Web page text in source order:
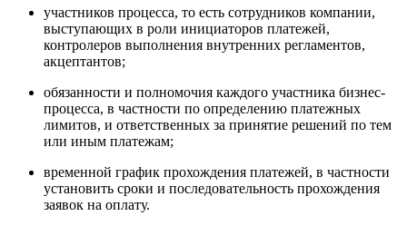
участников процесса, то есть сотрудников компании,
выступающих в роли инициаторов платежей,
контролеров выполнения внутренних регламентов,
акцептантов;
обязанности и полномочия каждого участника бизнес-
процесса, в частности по определению платежных
лимитов, и ответственных за принятие решений по тем
или иным платежам;
временной график прохождения платежей, в частности
установить сроки и последовательность прохождения
заявок на оплату.